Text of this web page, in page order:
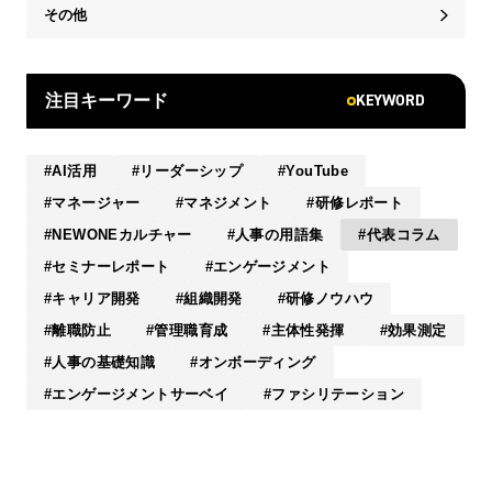
その他
注目キーワード KEYWORD
AI活用 リーダーシップ
YouTube
マネージャー
マネジメント
研修レポート
NEWONEカルチャー
人事の用語集
代表コラム
セミナーレポート
エンゲージメント
キャリア開発
組織開発
研修ノウハウ
離職防止
管理職育成 主体性発揮
効果測定
人事の基礎知識
オンボーディング
エンゲージメントサーベイ
ファシリテーション